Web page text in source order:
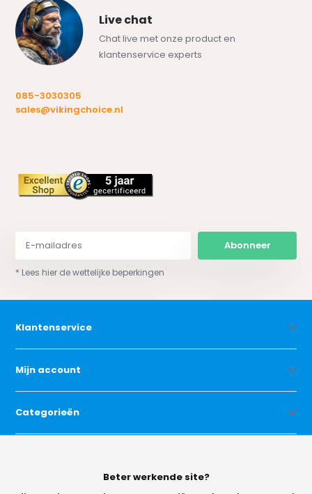
Live chat
Chat live met onze product en
klantenservice experts
085-3030305
sales@vikingchoice.nl
Abonneer
* Lees hier de wettelijke beperkingen
Klantenservice
Mijn account
Categorieën
Beter werkende site?